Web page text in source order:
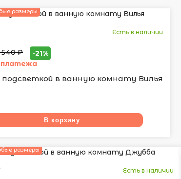
размеры
Есть в наличии
540 ₽
-21%
платежа
подсветкой в ванную комнату Вилья
В корзину
размеры
Есть в наличии